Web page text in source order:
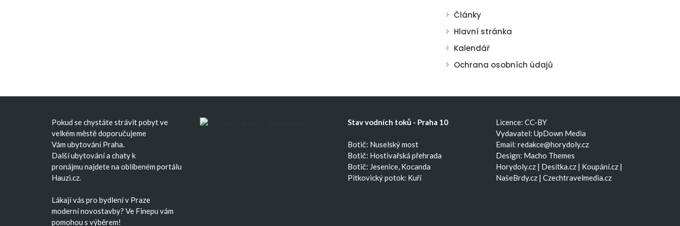
Články
Hlavní stránka
Kalendář
Ochrana osobních údajů
Pokud se chystáte strávit pobyt ve
velkém městě doporučujeme
Vám ubytování Praha.
Dalšíubytovánía chaty k
pronájmu najdete na oblíbeném portálu
Hauzi.cz.
Lákají vás pro bydlení v Praze
modernínovostavby? Ve Finepu vám
pomohou s výběrem!
Stav vodních toků - Praha 10
Botič: Nuselský most
Botič: Hostivařská přehrada
Botič: Jesenice, Kocanda
Pitkovický potok: Kuří
Licence: CC-BY
Vydavatel: UpDown Media
Email: redakce@horydoly.cz
Design: Macho Themes
Horydoly.cz| Desítka.cz| Koupání.cz|
NašeBrdy.cz| Czechtravelmedia.cz